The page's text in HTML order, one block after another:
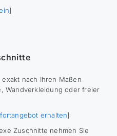
]
nach Ihren Maßen
Wandverkleidung oder freier
erhalten]
Zuschnitte nehmen Sie